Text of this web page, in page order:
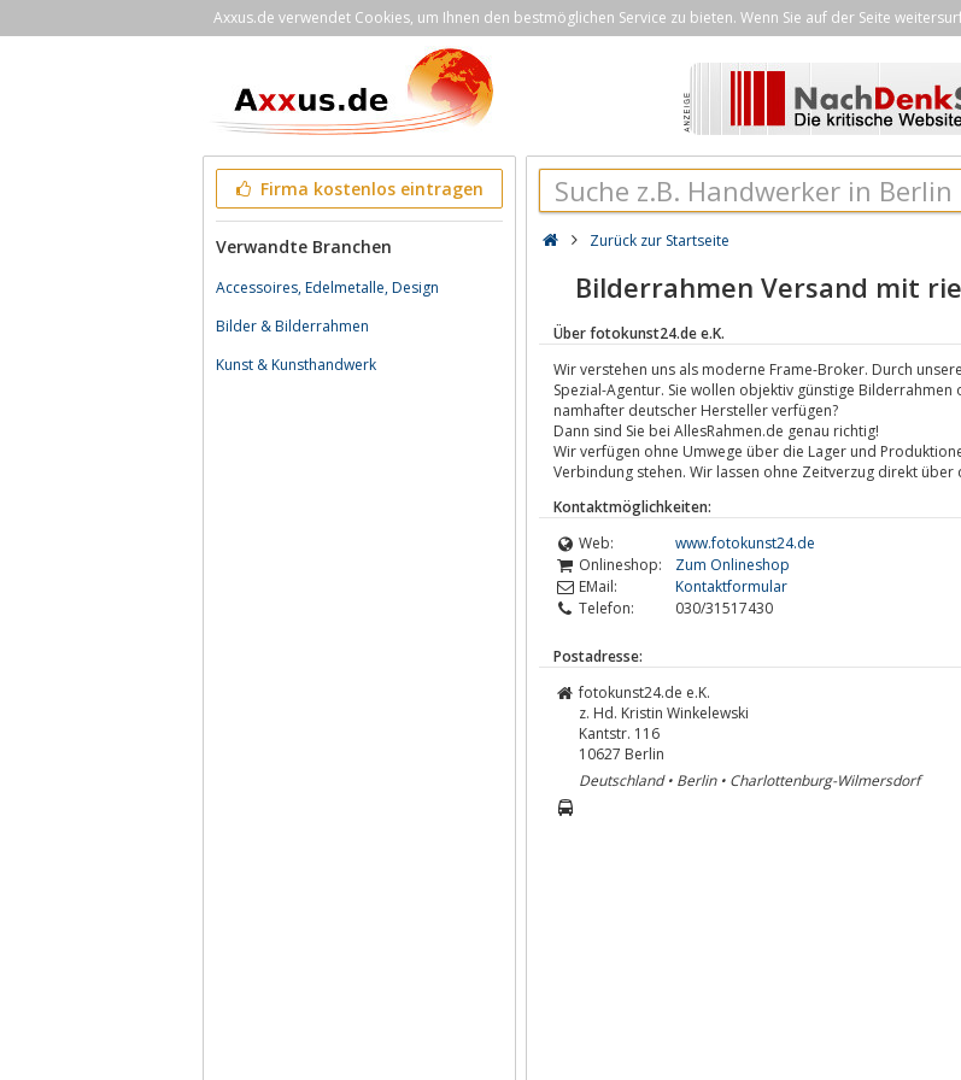
Axxus.de verwendet Cookies, um Ihnen den bestmöglichen Service zu bieten. Wenn Sie auf der Seite
Firma kostenlos eintragen
Verwandte Branchen
Accessoires, Edelmetalle, Design
Bilder & Bilderrahmen
Kunst & Kunsthandwerk
Zurück zur Startseite
Bilderrahmen Versand mit
Über fotokunst24.de e.K.
Wir verstehen uns als moderne Frame-Broker. Durch
Spezial-Agentur. Sie wollen objektiv günstige
namhafter deutscher Hersteller verfügen?
Dann sind Sie bei AllesRahmen.de genau richtig!
Wir verfügen ohne Umwege über die Lager und
Verbindung stehen. Wir lassen ohne Zeitverzug direkt über
Kontaktmöglichkeiten:
Web:
www.fotokunst24.de
Onlineshop:
Zum Onlineshop
EMail:
Kontaktformular
Telefon:
030/31517430
Postadresse:
fotokunst24.de e.K.
z. Hd. Kristin Winkelewski
Kantstr. 116
10627 Berlin
Deutschland • Berlin • Charlottenburg-Wilmersdorf